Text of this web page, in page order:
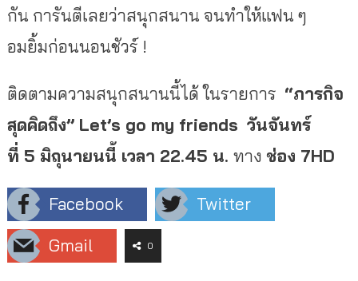
กัน การันตีเลยว่าสนุกสนาน จนทำให้แฟน ๆ
อมยิ้มก่อนนอนชัวร์ !
ติดตามความสนุกสนานนี้ได้ ในรายการ “ภารกิจ
สุดคิดถึง” Let’s go my friends วันจันทร์
ที่ 5 มิถุนายนนี้ เวลา 22.45 น. ทาง ช่อง 7HD
Facebook
Twitter
Gmail
0